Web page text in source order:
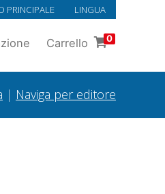
PRINCIPALE LINGUA
Carrello 0
| Naviga per editore